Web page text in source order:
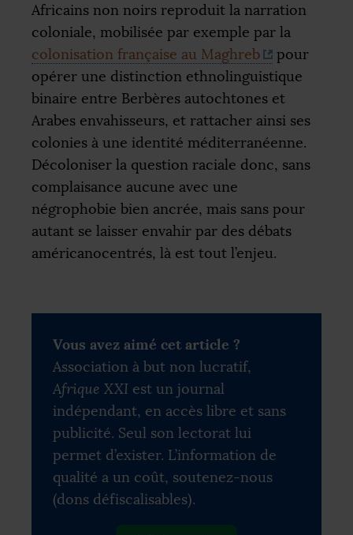
Africains non noirs reproduit la narration
coloniale, mobilisée par exemple par la
colonisation française au Maghreb
pour
opérer une distinction ethnolinguistique
binaire entre Berbères autochtones et
Arabes envahisseurs, et rattacher ainsi ses
colonies à une identité méditerranéenne.
Décoloniser la question raciale donc, sans
complaisance aucune avec une
négrophobie bien ancrée, mais sans pour
autant se laisser envahir par des débats
américanocentrés, là est tout l’enjeu.
Vous avez aimé cet article ?
Association à but non lucratif,
Afrique XXI est un journal
indépendant, en accès libre et sans
publicité. Seul son lectorat lui
permet d’exister. L’information de
qualité a un coût, soutenez-nous
(dons défiscalisables).